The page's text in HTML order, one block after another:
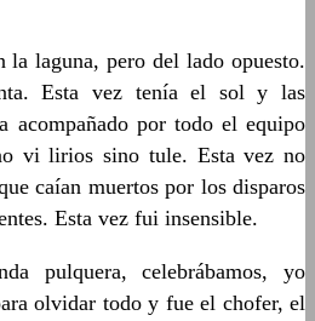
la laguna, pero del lado opuesto.
Esta vez tenía el sol y las
acompañado por todo el equipo
vi lirios sino tule. Esta vez no
caían muertos por los disparos
Esta vez fui insensible.
pulquera, celebrábamos, yo
olvidar todo y fue el chofer, el